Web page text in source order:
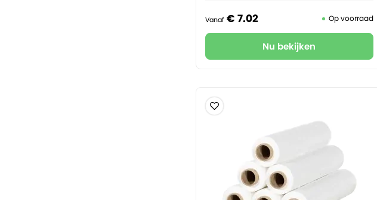
Vanaf € 7.02 Op voorraad
Nu bekijken